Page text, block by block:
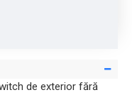
de exterior fără